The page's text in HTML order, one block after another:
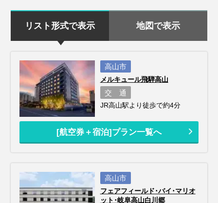
リスト形式で表示 地図で表示
高山市
メルキュール飛騨高山
交 通
JR高山駅より徒歩で約4分
[航空券＋宿泊]プラン一覧へ
高山市
フェアフィールド･バイ･マリオ
ット･岐阜高山白川郷